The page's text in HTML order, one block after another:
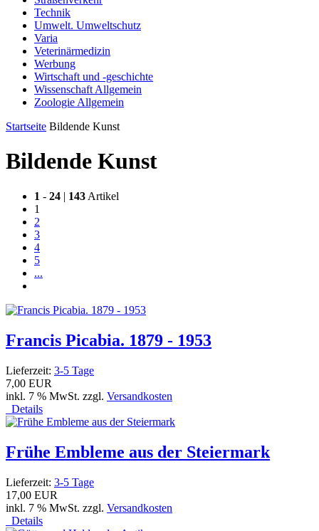
Technik
Umwelt. Umweltschutz
Varia
Veterinärmedizin
Werbung
Wirtschaft und -geschichte
Wissenschaft Allgemein
Zoologie Allgemein
Startseite Bildende Kunst
Bildende Kunst
1 - 24 | 143 Artikel
1
2
3
4
5
...
Francis Picabia. 1879 - 1953
Lieferzeit: 3-5 Tage
7,00 EUR
inkl. 7 % MwSt. zzgl. Versandkosten
Details
Frühe Embleme aus der Steiermark
Lieferzeit: 3-5 Tage
17,00 EUR
inkl. 7 % MwSt. zzgl. Versandkosten
Details